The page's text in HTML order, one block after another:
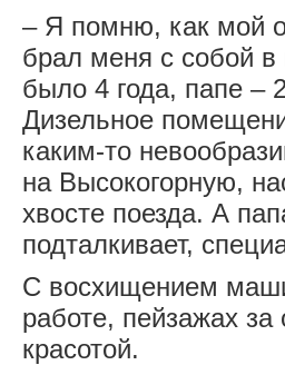
– Я помню, как мой
брал меня с собой в
было 4 года, папе –
Дизельное
каким-то
на Высокогорную,
хвосте поезда. А
подталкивает,
С восхищением
работе, пейзажах
красотой.